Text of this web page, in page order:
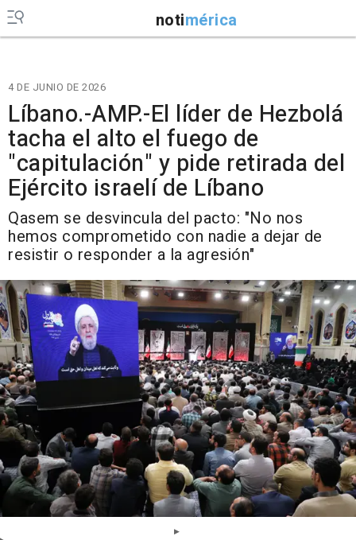
notimérica
4 DE JUNIO DE 2026
Líbano.-AMP.-El líder de Hezbolá
tacha el alto el fuego de
"capitulación" y pide retirada del
Ejército israelí de Líbano
Qasem se desvincula del pacto: "No nos
hemos comprometido con nadie a dejar de
resistir o responder a la agresión"